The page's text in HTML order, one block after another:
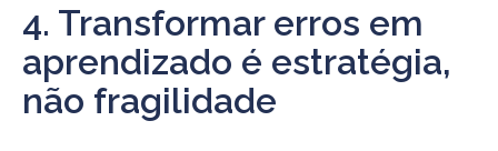
4. Transformar erros em
aprendizado é estratégia,
não fragilidade